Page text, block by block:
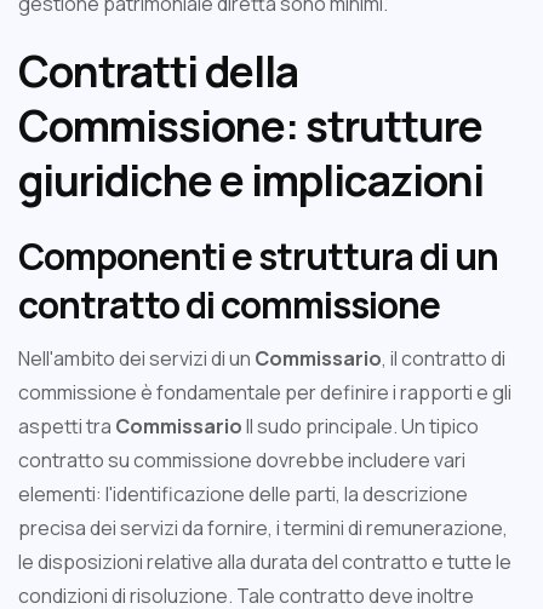
Contratti della
Commissione: strutture
giuridiche e implicazioni
Componenti e struttura di un
contratto di commissione
Nell'ambito dei servizi di un Commissario, il contratto di
commissione è fondamentale per definire i rapporti e gli
aspetti tra CommissarioIl sudo principale. Un tipico
contratto su commissione dovrebbe includere vari
elementi: l'identificazione delle parti, la descrizione
precisa dei servizi da fornire, i termini di remunerazione,
le disposizioni relative alla durata del contratto e tutte le
condizioni di risoluzione. Tale contratto deve inoltre